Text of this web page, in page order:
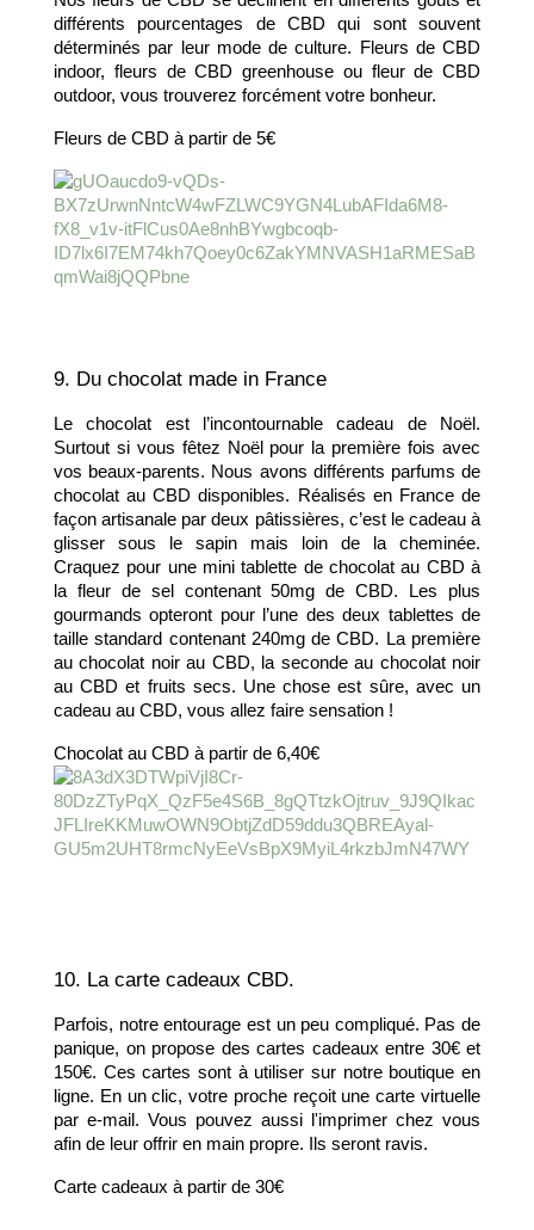
différents pourcentages de CBD qui sont souvent
déterminés par leur mode de culture. Fleurs de CBD
indoor, fleurs de CBD greenhouse ou fleur de CBD
outdoor, vous trouverez forcément votre bonheur.
Fleurs de CBD à partir de 5€
9. Du chocolat made in France
Le chocolat est l’incontournable cadeau de Noël.
Surtout si vous fêtez Noël pour la première fois avec
vos beaux-parents. Nous avons différents parfums de
chocolat au CBD disponibles. Réalisés en France de
façon artisanale par deux pâtissières, c’est le cadeau à
glisser sous le sapin mais loin de la cheminée.
Craquez pour une mini tablette de chocolat au CBD à
la fleur de sel contenant 50mg de CBD. Les plus
gourmands opteront pour l’une des deux tablettes de
taille standard contenant 240mg de CBD. La première
au chocolat noir au CBD, la seconde au chocolat noir
au CBD et fruits secs. Une chose est sûre, avec un
cadeau au CBD, vous allez faire sensation !
Chocolat au CBD à partir de 6,40€
10. La carte cadeaux CBD.
Parfois, notre entourage est un peu compliqué. Pas de
panique, on propose des cartes cadeaux entre 30€ et
150€. Ces cartes sont à utiliser sur notre boutique en
ligne. En un clic, votre proche reçoit une carte virtuelle
par e-mail. Vous pouvez aussi l'imprimer chez vous
afin de leur offrir en main propre. Ils seront ravis.
Carte cadeaux à partir de 30€